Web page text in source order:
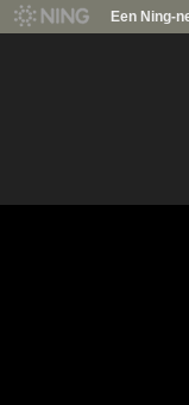
Een Ning-